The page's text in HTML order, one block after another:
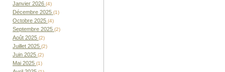
Janvier 2026 (4)
Décembre 2025 (1)
Octobre 2025 (4)
Septembre 2025 (2)
Août 2025 (2)
Juillet 2025 (2)
Juin 2025 (2)
Mai 2025 (1)